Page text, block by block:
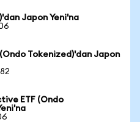
Japon Yeni'na
Tokenized)'dan Japon
ETF (Ondo